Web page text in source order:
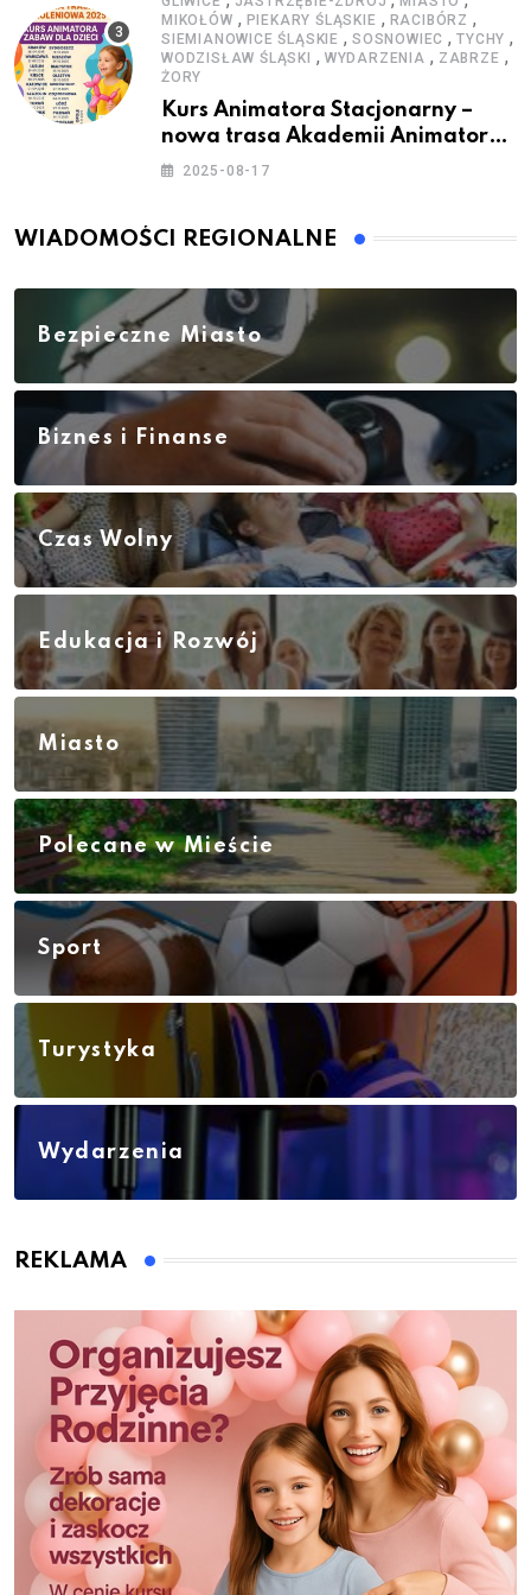
MIKOŁÓW , PIEKARY ŚLĄSKIE , RACIBÓRZ ,
SIEMIANOWICE ŚLĄSKIE ,SOSNOWIEC ,TYCHY ,
WODZISŁAW ŚLĄSKI , WYDARZENIA , ZABRZE ,
ŻORY
Kurs Animatora Stacjonarny –
nowa trasa Akademii Animatora
– jesień 2025
2025-08-17
WIADOMOŚCI REGIONALNE
Bezpieczne Miasto
Biznes i Finanse
Czas Wolny
Edukacja i Rozwój
Miasto
Polecane w Mieście
Sport
Turystyka
Wydarzenia
REKLAMA